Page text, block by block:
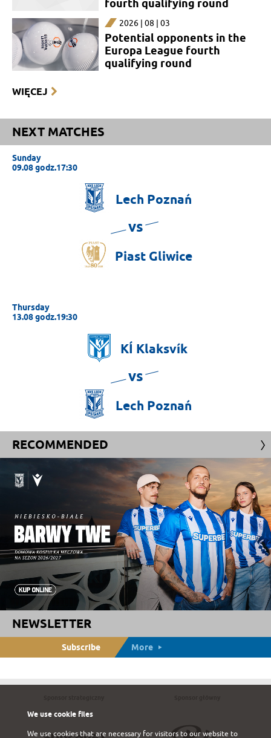
fourth qualifying round
2026 | 08 | 03
Potential opponents in the
Europa League fourth
qualifying round
WIĘCEJ
NEXT MATCHES
Sunday
09.08 godz.17:30
Lech Poznań
vs
Piast Gliwice
Thursday
13.08 godz.19:30
KÍ Klaksvík
vs
Lech Poznań
RECOMMENDED
NEWSLETTER
Subscribe More
We use cookie files
We use cookies that are necessary for visitors to our website to